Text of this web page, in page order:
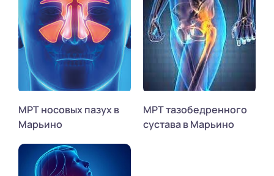
МРТ носовых пазух в
Марьино
МРТ тазобедренного
сустава в Марьино